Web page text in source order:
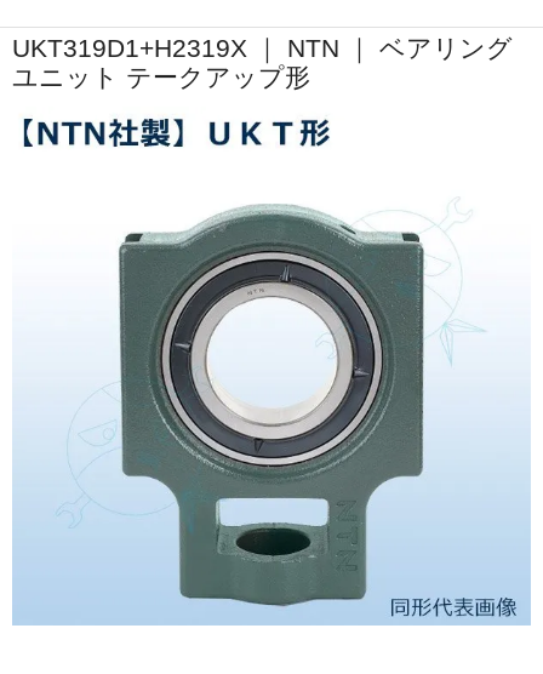
UKT319D1+H2319X ｜ NTN ｜ ベアリング
ユニット テークアップ形